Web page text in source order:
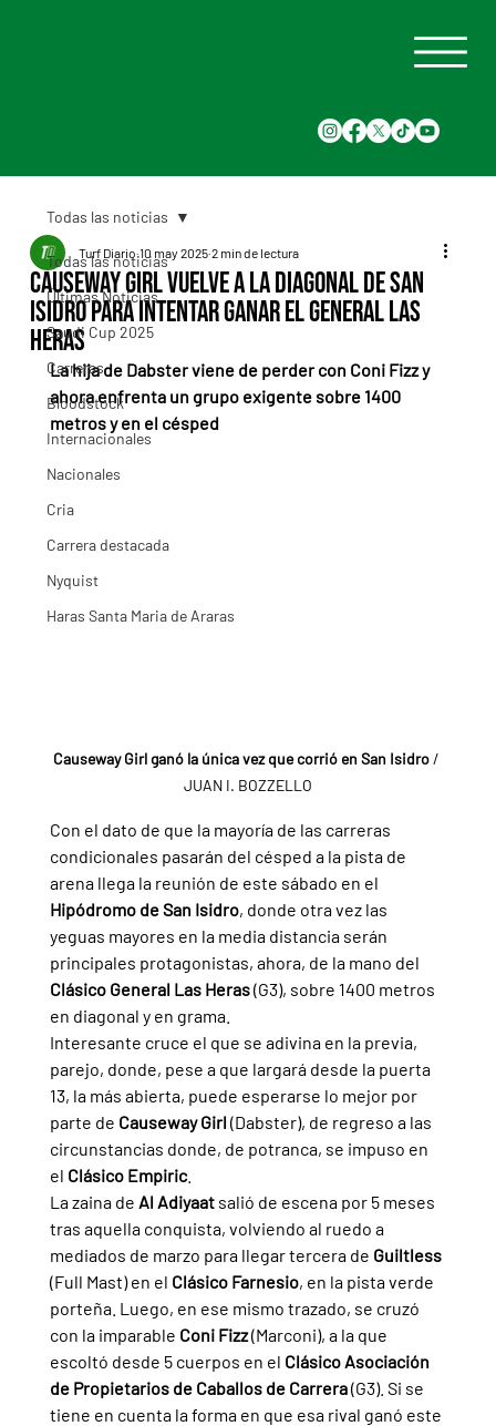
Todas las noticias
Últimas Noticias
Saudi Cup 2025
Carreras
Bloodstock
Internacionales
Nacionales
Cria
Carrera destacada
Nyquist
Haras Santa Maria de Araras
Todas las noticias
Causeway Girl vuelve a la diagonal de San
Isidro para intentar ganar el General Las
Heras
Turf Diario 10 may 2025 2 min de lectura
La hija de Dabster viene de perder con Coni Fizz y
ahora enfrenta un grupo exigente sobre 1400
metros y en el césped
Causeway Girl ganó la única vez que corrió en San Isidro /
JUAN I. BOZZELLO
Con el dato de que la mayoría de las carreras
condicionales pasarán del césped a la pista de
arena llega la reunión de este sábado en el
Hipódromo de San Isidro, donde otra vez las
yeguas mayores en la media distancia serán
principales protagonistas, ahora, de la mano del
Clásico General Las Heras (G3), sobre 1400 metros
en diagonal y en grama.
Interesante cruce el que se adivina en la previa,
parejo, donde, pese a que largará desde la puerta
13, la más abierta, puede esperarse lo mejor por
parte de Causeway Girl (Dabster), de regreso a las
circunstancias donde, de potranca, se impuso en
el Clásico Empiric.
La zaina de Al Adiyaat salió de escena por 5 meses
tras aquella conquista, volviendo al ruedo a
mediados de marzo para llegar tercera de Guiltless
(Full Mast) en el Clásico Farnesio, en la pista verde
porteña. Luego, en ese mismo trazado, se cruzó
con la imparable Coni Fizz (Marconi), a la que
escoltó desde 5 cuerpos en el Clásico Asociación
de Propietarios de Caballos de Carrera (G3). Si se
tiene en cuenta la forma en que esa rival ganó este